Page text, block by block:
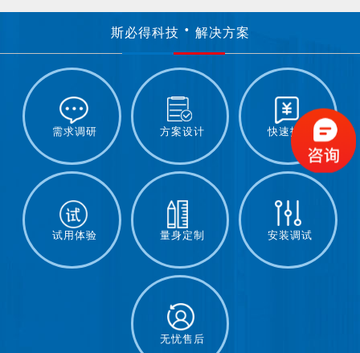
斯必得科技 解决方案
需求调研 方案设计 快速报价
试用体验 量身定制 安装调试
无忧售后